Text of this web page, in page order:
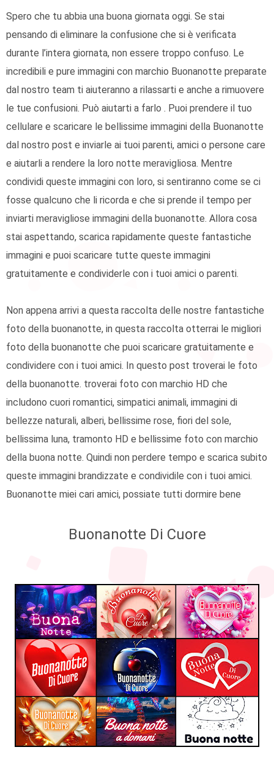
Spero che tu abbia una buona giornata oggi. Se stai
pensando di eliminare la confusione che si è verificata
durante l’intera giornata, non essere troppo confuso. Le
incredibili e pure immagini con marchio Buonanotte preparate
dal nostro team ti aiuteranno a rilassarti e anche a rimuovere
le tue confusioni. Può aiutarti a farlo . Puoi prendere il tuo
cellulare e scaricare le bellissime immagini della Buonanotte
dal nostro post e inviarle ai tuoi parenti, amici o persone care
e aiutarli a rendere la loro notte meravigliosa. Mentre
condividi queste immagini con loro, si sentiranno come se ci
fosse qualcuno che li ricorda e che si prende il tempo per
inviarti meravigliose immagini della buonanotte. Allora cosa
stai aspettando, scarica rapidamente queste fantastiche
immagini e puoi scaricare tutte queste immagini
gratuitamente e condividerle con i tuoi amici o parenti.
Non appena arrivi a questa raccolta delle nostre fantastiche
foto della buonanotte, in questa raccolta otterrai le migliori
foto della buonanotte che puoi scaricare gratuitamente e
condividere con i tuoi amici. In questo post troverai le foto
della buonanotte. troverai foto con marchio HD che
includono cuori romantici, simpatici animali, immagini di
bellezze naturali, alberi, bellissime rose, fiori del sole,
bellissima luna, tramonto HD e bellissime foto con marchio
della buona notte. Quindi non perdere tempo e scarica subito
queste immagini brandizzate e condividile con i tuoi amici.
Buonanotte miei cari amici, possiate tutti dormire bene
Buonanotte Di Cuore